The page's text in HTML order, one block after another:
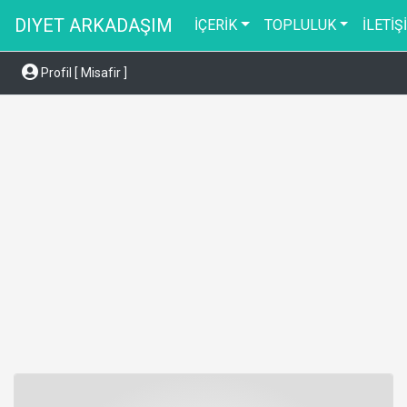
DIYET ARKADAŞIM İÇERİK TOPLULUK
Profil [ Misafir ]